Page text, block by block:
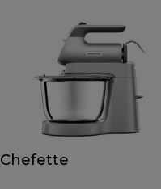
Chefette